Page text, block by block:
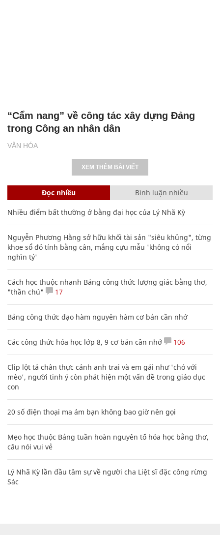
VĂN HÓA
“Cẩm nang” về công tác xây dựng Đảng
trong Công an nhân dân
XEM THÊM BÀI VIẾT
Đọc nhiều Bình luận nhiều
Nhiều điểm bất thường ở bằng đại học của Lý Nhã Kỳ
Nguyễn Phương Hằng sở hữu khối tài sản "siêu khủng", từng
khoe sổ đỏ tính bằng cân, mắng cựu mẫu 'không có nổi
nghìn tỷ'
Cách học thuộc nhanh Bảng công thức lượng giác bằng thơ,
"thần chú"
17
Bảng công thức đạo hàm nguyên hàm cơ bản cần nhớ
Các công thức hóa học lớp 8, 9 cơ bản cần nhớ 106
Clip lột tả chân thực cảnh anh trai và em gái như 'chó với
mèo', người tinh ý còn phát hiện một vấn đề trong giáo dục
con
20 số điện thoại ma ám bạn không bao giờ nên gọi
Mẹo học thuộc Bảng tuần hoàn nguyên tố hóa học bằng thơ,
câu nói vui vẻ
Lý Nhã Kỳ lần đầu tâm sự về người cha Liệt sĩ đặc công rừng
Sác